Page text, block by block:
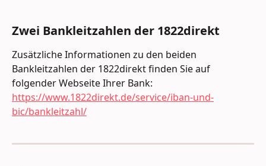
Zwei Bankleitzahlen der 1822direkt
Zusätzliche Informationen zu den beiden
Bankleitzahlen der 1822direkt finden Sie auf
folgender Webseite Ihrer Bank:
https://www.1822direkt.de/service/iban-und-
bic/bankleitzahl/